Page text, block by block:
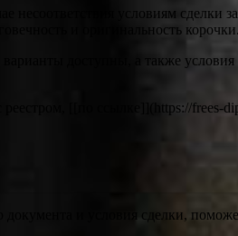
несоответствия условиям сделки
и оригинальность корочки.
доступны, а также
[[по ссылке]](https://frees-
и условия сделки,